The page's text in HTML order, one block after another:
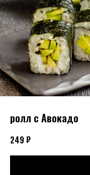
ролл с Авокадо
249 ₽